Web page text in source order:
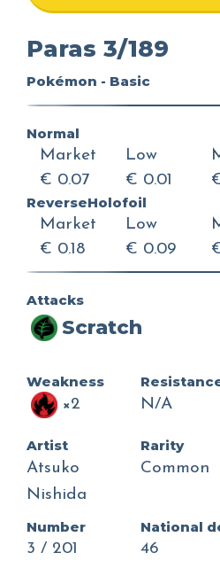
Paras 3/189
Pokémon - Basic
Normal
Market
€ 0.07
Low
€ 0.01
ReverseHolofoil
Market
€ 0.18
Low
€ 0.09
Attacks
Scratch
Weakness
×2
N/A
Artist
Atsuko
Nishida
Rarity
Common
Number
3 / 201
National
46